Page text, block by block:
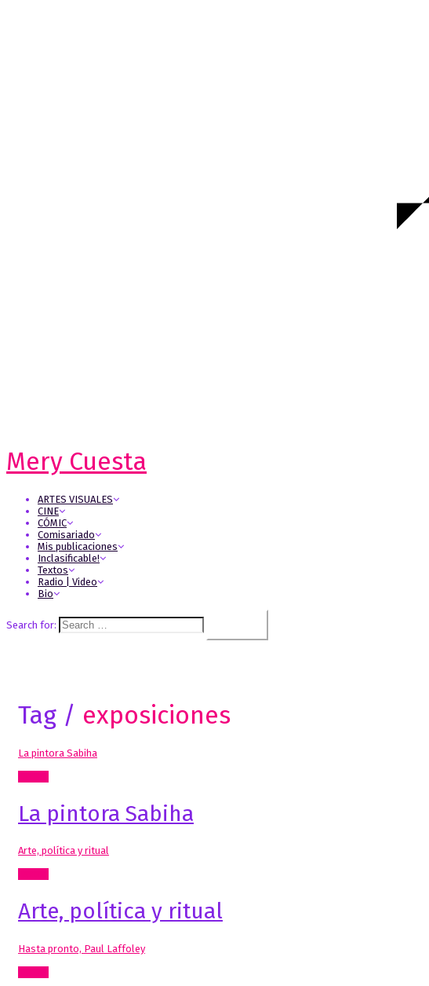
Mery Cuesta
ARTES VISUALES
CINE
CÓMIC
Comisariado
Mis publicaciones
Inclasificable!
Textos
Radio | Video
Bio
Search for:
Tag / exposiciones
La pintora Sabiha
La pintora Sabiha
Arte, política y ritual
Arte, política y ritual
Hasta pronto, Paul Laffoley